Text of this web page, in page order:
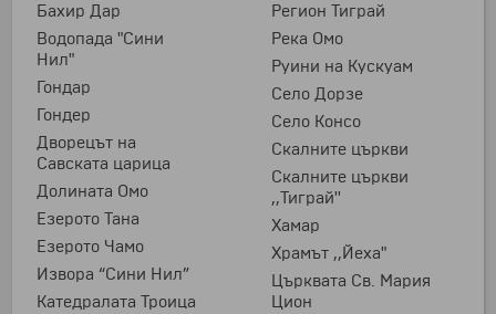
Бахир Дар
Водопада "Сини
Нил"
Гондар
Гондер
Дворецът на
Савската царицa
Долината Омо
Езерото Тана
Езерото Чамо
Извора “Сини Нил”
Катедралата Троица
Регион Тиграй
Река Омо
Руини на Кускуам
Село Дорзе
Село Консо
Скалните църкви
Скалните църкви
,,Тиграй''
Хамар
Храмът ,,Йеха"
Църквата Св. Мария
Цион